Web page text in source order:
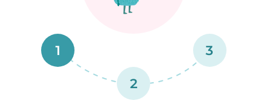
1
2
3